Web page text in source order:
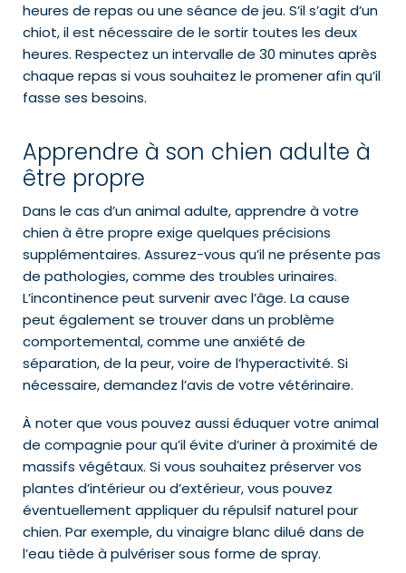
heures de repas ou une séance de jeu. S’il s’agit d’un
chiot, il est nécessaire de le sortir toutes les deux
heures. Respectez un intervalle de 30 minutes après
chaque repas si vous souhaitez le promener afin qu’il
fasse ses besoins.
Apprendre à son chien adulte à
être propre
Dans le cas d’un animal adulte, apprendre à votre
chien à être propre exige quelques précisions
supplémentaires. Assurez-vous qu’il ne présente pas
de pathologies, comme des troubles urinaires.
L’incontinence peut survenir avec l’âge. La cause
peut également se trouver dans un problème
comportemental, comme une anxiété de
séparation, de la peur, voire de l’hyperactivité. Si
nécessaire, demandez l’avis de votre vétérinaire.
À noter que vous pouvez aussi éduquer votre animal
de compagnie pour qu’il évite d’uriner à proximité de
massifs végétaux. Si vous souhaitez préserver vos
plantes d’intérieur ou d’extérieur, vous pouvez
éventuellement appliquer du répulsif naturel pour
chien. Par exemple, du vinaigre blanc dilué dans de
l’eau tiède à pulvériser sous forme de spray.